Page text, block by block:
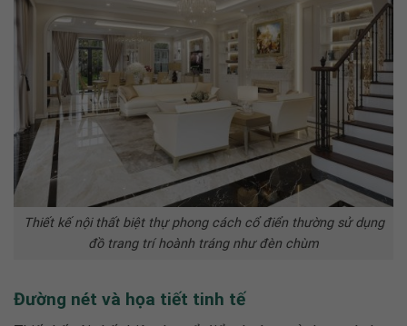
Thiết kế nội thất biệt thự phong cách cổ điển thường sử dụng
đồ trang trí hoành tráng như đèn chùm
Đường nét và họa tiết tinh tế